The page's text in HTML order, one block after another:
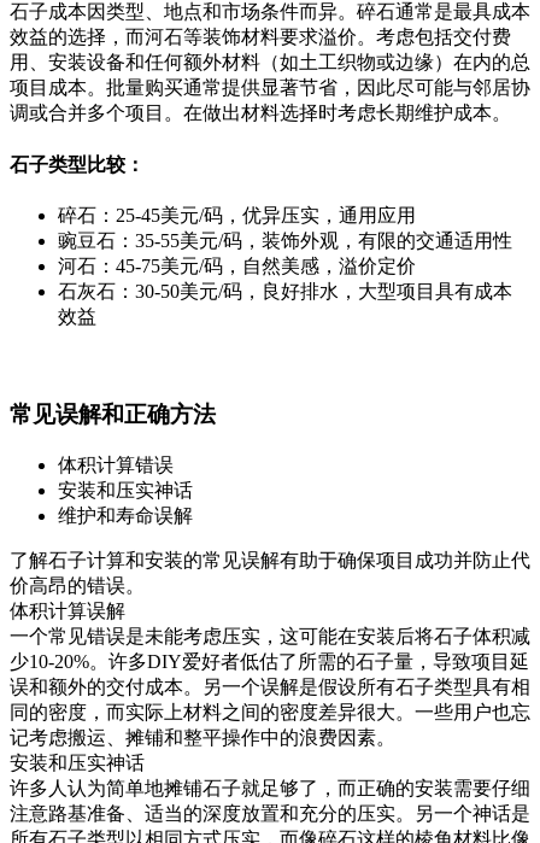
石子成本因类型、地点和市场条件而异。碎石通常是最具成本
效益的选择，而河石等装饰材料要求溢价。考虑包括交付费
用、安装设备和任何额外材料（如土工织物或边缘）在内的总
项目成本。批量购买通常提供显著节省，因此尽可能与邻居协
调或合并多个项目。在做出材料选择时考虑长期维护成本。
石子类型比较：
碎石：25-45美元/码，优异压实，通用应用
豌豆石：35-55美元/码，装饰外观，有限的交通适用性
河石：45-75美元/码，自然美感，溢价定价
石灰石：30-50美元/码，良好排水，大型项目具有成本
效益
常见误解和正确方法
体积计算错误
安装和压实神话
维护和寿命误解
了解石子计算和安装的常见误解有助于确保项目成功并防止代
价高昂的错误。
体积计算误解
一个常见错误是未能考虑压实，这可能在安装后将石子体积减
少10-20%。许多DIY爱好者低估了所需的石子量，导致项目延
误和额外的交付成本。另一个误解是假设所有石子类型具有相
同的密度，而实际上材料之间的密度差异很大。一些用户也忘
记考虑搬运、摊铺和整平操作中的浪费因素。
安装和压实神话
许多人认为简单地摊铺石子就足够了，而正确的安装需要仔细
注意路基准备、适当的深度放置和充分的压实。另一个神话是
所有石子类型以相同方式压实，而像碎石这样的棱角材料比像